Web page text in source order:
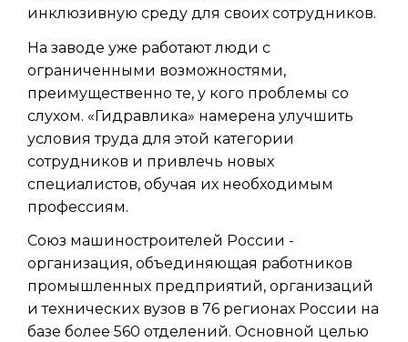
инклюзивную среду для своих сотрудников.
На заводе уже работают люди с
ограниченными возможностями,
преимущественно те, у кого проблемы со
слухом. «Гидравлика» намерена улучшить
условия труда для этой категории
сотрудников и привлечь новых
специалистов, обучая их необходимым
профессиям.
Союз машиностроителей России -
организация, объединяющая работников
промышленных предприятий, организаций
и технических вузов в 76 регионах России на
базе более 560 отделений. Основной целью